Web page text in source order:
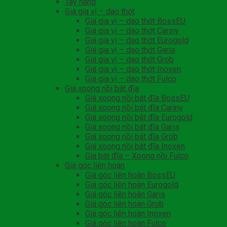
Giá gia vị – dao thớt
Giá gia vị – dao thớt BossEU
Giá gia vị – dao thớt Cariny
Giá gia vị – dao thớt Eurogold
Giá gia vị – dao thớt Garis
Giá gia vị – dao thớt Grob
Giá gia vị – dao thớt Inoxen
Giá gia vị – dao thớt Fulco
Giá xoong nồi bát đĩa
Giá xoong nồi bát đĩa BossEU
Giá xoong nồi bát đĩa Cariny
Giá xoong nồi bát đĩa Eurogold
Giá xoong nồi bát đĩa Garis
Giá xoong nồi bát đĩa Grob
Giá xoong nồi bát đĩa Inoxen
Gia bát đĩa – Xoong nồi Fulco
Giá góc liên hoàn
Giá góc liên hoàn BossEU
Giá góc liên hoàn Eurogold
Giá góc liên hoàn Garis
Giá góc liên hoàn Grob
Giá góc liên hoàn Inoxen
Giá góc liên hoàn Fulco